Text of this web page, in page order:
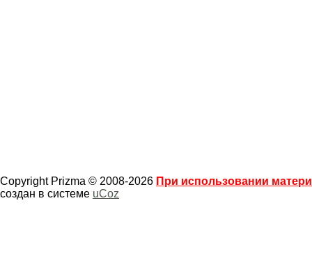
Copyright Prizma © 2008-2026 При использовании
создан в системе uCoz